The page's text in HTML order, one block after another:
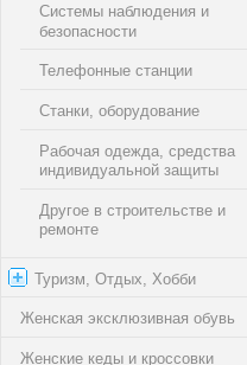
Системы наблюдения и
безопасности
Телефонные станции
Станки, оборудование
Рабочая одежда, средства
индивидуальной защиты
Другое в cтроительстве и
ремонте
Туризм, Отдых, Хобби
Женская эксклюзивная обувь
Женские кеды и кроссовки